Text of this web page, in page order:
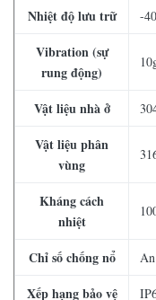
Nhiệt độ lưu trữ -
Vibration (sự
rung động)
Vật liệu nhà ở
Vật liệu phân
vùng
Kháng cách
nhiệt
Chỉ số chống nổ
Xếp hạng bảo vệ